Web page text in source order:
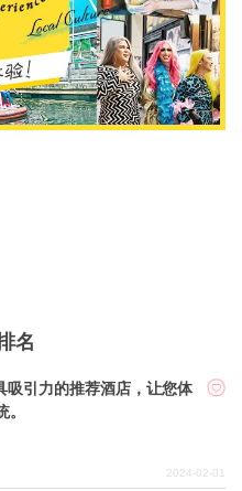
名
吸引力的推荐酒店，让您体
2024-02-01